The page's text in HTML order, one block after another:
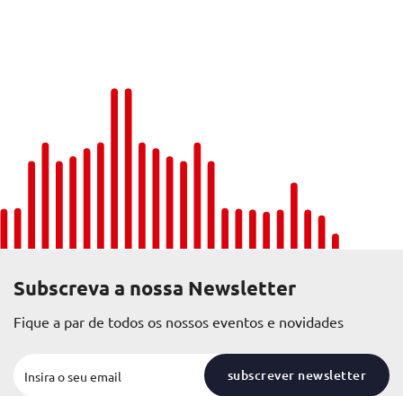
Subscreva a nossa Newsletter
Fique a par de todos os nossos eventos e novidades
subscrever newsletter